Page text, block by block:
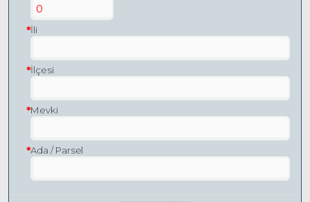
0
İli
İlçesi
Mevki
Ada / Parsel